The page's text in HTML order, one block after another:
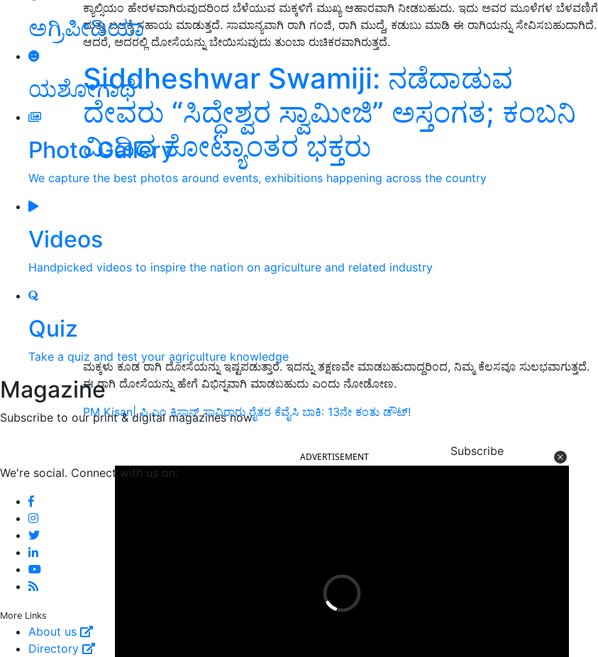
ಅಗ್ರಿಪೀಡಿಯಾ
ಯಶೋಗಾಥೆ
Photo Gallery
We capture the best photos around events, exhibitions happening across the country
Videos
Handpicked videos to inspire the nation on agriculture and related industry
Quiz
Take a quiz and test your agriculture knowledge
Magazine
Subscribe to our print & digital magazines now
Subscribe
We're social. Connect with us on:
More Links
About us
Directory
ಕ್ಯಾಲ್ಸಿಯಂ ಹೇರಳವಾಗಿರುವುದರಿಂದ ಬೆಳೆಯುವ ಮಕ್ಕಳಿಗೆ ಮುಖ್ಯ ಆಹಾರವಾಗಿ ನೀಡಬಹುದು. ಇದು ಅವರ ಮೂಳೆಗಳ ಬೆಳವಣಿಗೆ
ಮತ್ತು ಬಲಕ್ಕೆ ಸಹಾಯ ಮಾಡುತ್ತದೆ. ಸಾಮಾನ್ಯವಾಗಿ ರಾಗಿ ಗಂಜಿ, ರಾಗಿ ಮುದ್ದೆ, ಕಡುಬು ಮಾಡಿ ಈ ರಾಗಿಯನ್ನು ಸೇವಿಸಬಹುದಾಗಿದೆ.
ಆದರೆ, ಅದರಲ್ಲಿ ದೋಸೆಯನ್ನು ಬೇಯಿಸುವುದು ತುಂಬಾ ರುಚಿಕರವಾಗಿರುತ್ತದೆ.
Siddheshwar Swamiji: ನಡೆದಾಡುವ
ದೇವರು “ಸಿದ್ಧೇಶ್ವರ ಸ್ವಾಮೀಜಿ” ಅಸ್ತಂಗತ; ಕಂಬನಿ
ಮಿಡಿದ ಕೋಟ್ಯಾಂತರ ಭಕ್ತರು
ಮಕ್ಕಳು ಕೂಡ ರಾಗಿ ದೋಸೆಯನ್ನು ಇಷ್ಟಪಡುತ್ತಾರೆ. ಇದನ್ನು ತಕ್ಷಣವೇ ಮಾಡಬಹುದಾದ್ದರಿಂದ, ನಿಮ್ಮ ಕೆಲಸವೂ ಸುಲಭವಾಗುತ್ತದೆ.
ಈ ರಾಗಿ ದೋಸೆಯನ್ನು ಹೇಗೆ ವಿಭಿನ್ನವಾಗಿ ಮಾಡಬಹುದು ಎಂದು ನೋಡೋಣ.
PM Kisan| ಪಿ.ಎಂ ಕಿಸಾನ್‌ ಸಾವಿರಾರು ರೈತರ ಕೆವೈಸಿ ಬಾಕಿ: 13ನೇ ಕಂತು ಡೌಟ್‌!